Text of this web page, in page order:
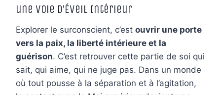
une Voie d’Éveil Intérieur
Explorer le surconscient, c’est ouvrir une porte
vers la paix, la liberté intérieure et la
guérison. C’est retrouver cette partie de soi qui
sait, qui aime, qui ne juge pas. Dans un monde
où tout pousse à la séparation et à l’agitation,